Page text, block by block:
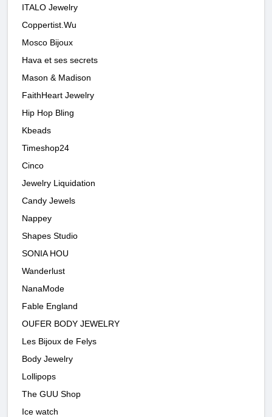
ITALO Jewelry
Coppertist.Wu
Mosco Bijoux
Hava et ses secrets
Mason & Madison
FaithHeart Jewelry
Hip Hop Bling
Kbeads
Timeshop24
Cinco
Jewelry Liquidation
Candy Jewels
Nappey
Shapes Studio
SONIA HOU
Wanderlust
NanaMode
Fable England
OUFER BODY JEWELRY
Les Bijoux de Felys
Body Jewelry
Lollipops
The GUU Shop
Ice watch